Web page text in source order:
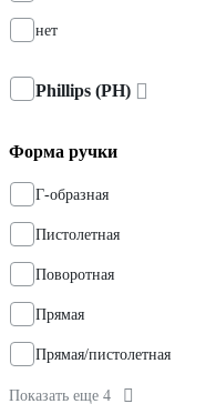
нет
Phillips (PH)
Форма ручки
Г-образная
Пистолетная
Поворотная
Прямая
Прямая/пистолетная
Показать еще 4